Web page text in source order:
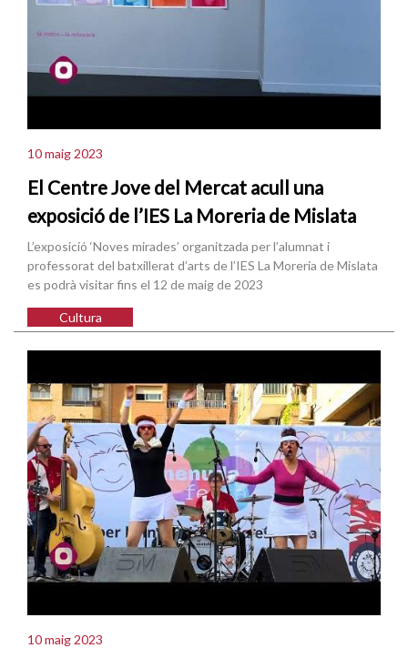
10 maig 2023
El Centre Jove del Mercat acull una
exposició de l’IES La Moreria de Mislata
L’exposició ‘Noves mirades’ organitzada per l’alumnat i
professorat del batxillerat d’arts de l’IES La Moreria de Mislata
es podrà visitar fins el 12 de maig de 2023
Cultura
10 maig 2023